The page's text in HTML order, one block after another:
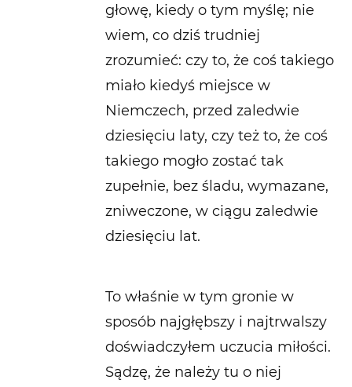
głowę, kiedy o tym myślę; nie
wiem, co dziś trudniej
zrozumieć: czy to, że coś takiego
miało kiedyś miejsce w
Niemczech, przed zaledwie
dziesięciu laty, czy też to, że coś
takiego mogło zostać tak
zupełnie, bez śladu, wymazane,
zniweczone, w ciągu zaledwie
dziesięciu lat.
To właśnie w tym gronie w
sposób najgłębszy i najtrwalszy
doświadczyłem uczucia miłości.
Sądzę, że należy tu o niej